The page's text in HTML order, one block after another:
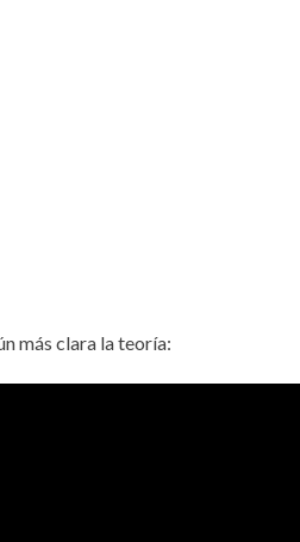
más clara la teoría: